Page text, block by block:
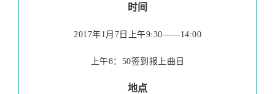
时间
2017年1月7日上午9:30——14:00
上午8：50签到报上曲目
地点